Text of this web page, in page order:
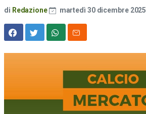
di Redazione martedì 30 dicembre 2025